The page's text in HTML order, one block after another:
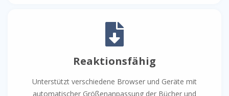
Reaktionsfähig
Unterstützt verschiedene Browser und Geräte mit
automatischer Größenanpassung der Bücher und